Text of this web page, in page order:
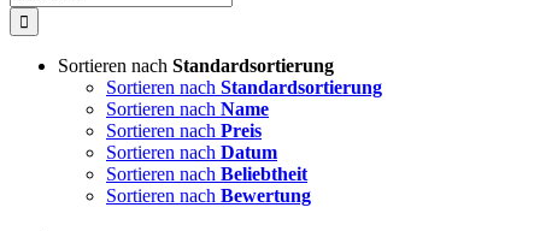
nach:
Sortieren nach Standardsortierung
Sortieren nach Standardsortierung
Sortieren nach Name
Sortieren nach Preis
Sortieren nach Datum
Sortieren nach Beliebtheit
Sortieren nach Bewertung